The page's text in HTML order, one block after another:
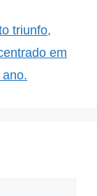
triunfo,
em